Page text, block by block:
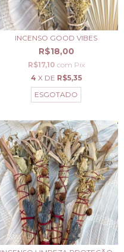
INCENSO GOOD VIBES
R$18,00
R$17,10 com Pix
4 X DE R$5,35
ESGOTADO